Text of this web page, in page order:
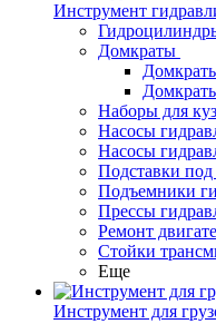
Инструмент
Домкраты
Наборы для
Насосы
Насосы
Подставки
Подъемники
Прессы
Ремонт
Стойки
Еще
Инструмент для